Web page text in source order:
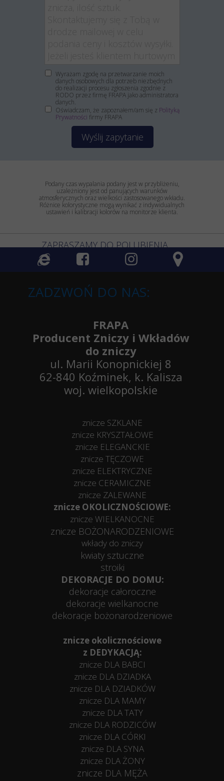
Wyrażam zgodę na przetwarzanie moich
danych osobowych dla potrzeb niezbędnych
do realizacji procesu zgłoszenia zgodnie z
RODO przez firmę FRAPA jako administratora
danych.
Oświadczam, że zapoznałem/am się z Polityką
Prywatności firmy FRAPA
Wyślij zapytanie
Podany czas wypalania podany jest w przybliżeniu,
uzależniony jest od panujących warunków
atmosferycznych oraz wielkości zastosowanego wkładu.
Różnice kolorystyczne mogą wynikać z indywidualnych
ustawień i kalibracji kolorów na monitorze klienta.
ZAPRASZAMY DO POLUBIENIA
ZADZWOŃ DO NAS:
FRAPA
Producent Zniczy i Wkładów
do zniczy
ul. Marii Konopnickiej 8
62-840 Koźminek, k. Kalisza
woj. wielkopolskie
znicze SZKLANE
znicze KRYSZTAŁOWE
znicze ELEGANCKIE
znicze TĘCZOWE
znicze ELEKTRYCZNE
znicze CERAMICZNE
znicze ZALEWANE
znicze OKOLICZNOŚCIOWE:
znicze WIELKANOCNE
znicze BOŻONARODZENIOWE
wkłady do zniczy
kwiaty sztuczne
stroiki
DEKORACJE DO DOMU:
dekoracje całoroczne
dekoracje wielkanocne
dekoracje bożonarodzeniowe
znicze okolicznościowe
z DEDYKACJĄ:
znicze DLA BABCI
znicze DLA DZIADKA
znicze DLA DZIADKÓW
znicze DLA MAMY
znicze DLA TATY
znicze DLA RODZICÓW
znicze DLA CÓRKI
znicze DLA SYNA
znicze DLA ŻONY
znicze DLA MĘŻA